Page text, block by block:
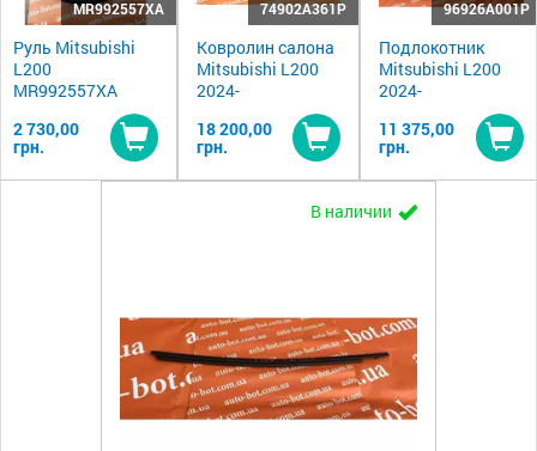
MR992557XA
Руль Mitsubishi
L200
MR992557XA
2 730,00
грн.
Купить
74902A361P
Ковролин салона
Mitsubishi L200
2024-
18 200,00
грн.
Купить
96926A001P
Подлокотник
Mitsubishi L200
2024-
11 375,00
грн.
В наличии